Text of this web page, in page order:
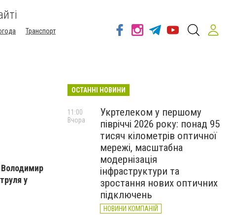
Транспорт
Володимир
у
ОСТАННІ НОВИНИ
Укртелеком у першому
півріччі 2026 року: понад 95
тисяч кілометрів оптичної
мережі, масштабна
модернізація
інфраструктури та
зростання нових оптичних
підключень
НОВИНИ КОМПАНІЙ
11:00
Вчора